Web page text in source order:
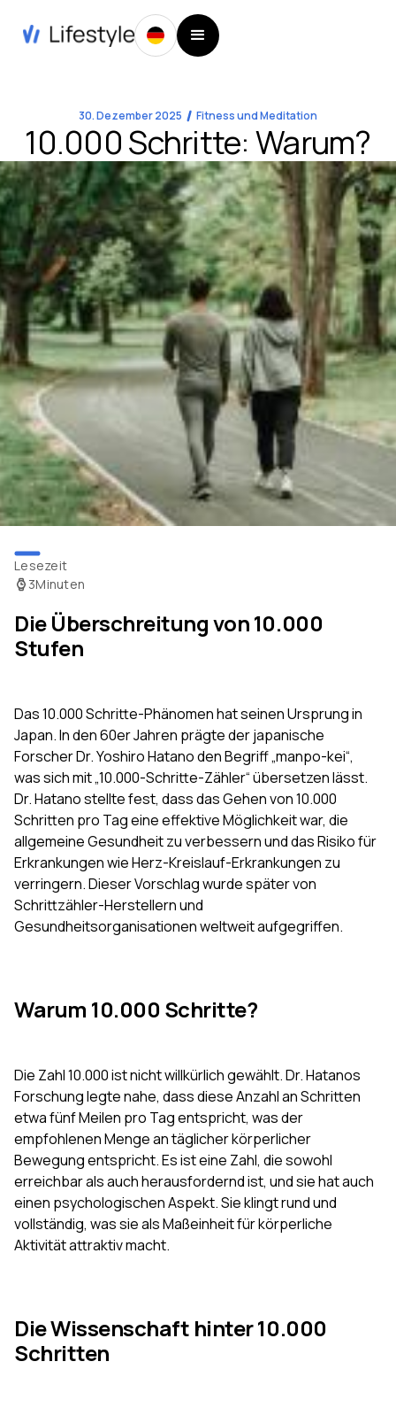
30. Dezember 2025 Fitness und Meditation
10.000 Schritte: Warum?
Lesezeit
3Minuten
Die Überschreitung von 10.000
Stufen
Das 10.000 Schritte-Phänomen hat seinen Ursprung in
Japan. In den 60er Jahren prägte der japanische
Forscher Dr. Yoshiro Hatano den Begriff „manpo-kei“,
was sich mit „10.000-Schritte-Zähler“ übersetzen lässt.
Dr. Hatano stellte fest, dass das Gehen von 10.000
Schritten pro Tag eine effektive Möglichkeit war, die
allgemeine Gesundheit zu verbessern und das Risiko für
Erkrankungen wie Herz-Kreislauf-Erkrankungen zu
verringern. Dieser Vorschlag wurde später von
Schrittzähler-Herstellern und
Gesundheitsorganisationen weltweit aufgegriffen.
Warum 10.000 Schritte?
Die Zahl 10.000 ist nicht willkürlich gewählt. Dr. Hatanos
Forschung legte nahe, dass diese Anzahl an Schritten
etwa fünf Meilen pro Tag entspricht, was der
empfohlenen Menge an täglicher körperlicher
Bewegung entspricht. Es ist eine Zahl, die sowohl
erreichbar als auch herausfordernd ist, und sie hat auch
einen psychologischen Aspekt. Sie klingt rund und
vollständig, was sie als Maßeinheit für körperliche
Aktivität attraktiv macht.
Die Wissenschaft hinter 10.000
Schritten